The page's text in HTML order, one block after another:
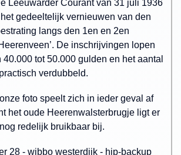
Leeuwarder Courant van 31 juli 1936
gedeeltelijk vernieuwen van den
langs den 1en en 2en
De inschrijvingen lopen
tot 50.000 gulden en het aantal
verdubbeld.
foto speelt zich in ieder geval af
het oude Heerenwalsterbrugje ligt er
redelijk bruikbaar bij.
28 - wibbo westerdijk - hip-backup